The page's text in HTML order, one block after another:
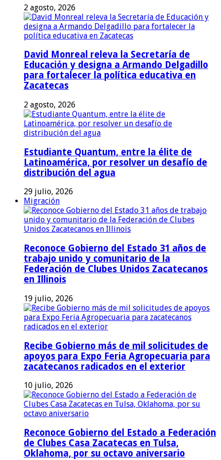
2 agosto, 2026
David Monreal releva la Secretaría de
Educación y designa a Armando Delgadillo
para fortalecer la política educativa en
Zacatecas
2 agosto, 2026
Estudiante Quantum, entre la élite de
Latinoamérica, por resolver un desafío de
distribución del agua
29 julio, 2026
Migración
Reconoce Gobierno del Estado 31 años de
trabajo unido y comunitario de la
Federación de Clubes Unidos Zacatecanos
en Illinois
19 julio, 2026
Recibe Gobierno más de mil solicitudes de
apoyos para Expo Feria Agropecuaria para
zacatecanos radicados en el exterior
10 julio, 2026
Reconoce Gobierno del Estado a Federación
de Clubes Casa Zacatecas en Tulsa,
Oklahoma, por su octavo aniversario